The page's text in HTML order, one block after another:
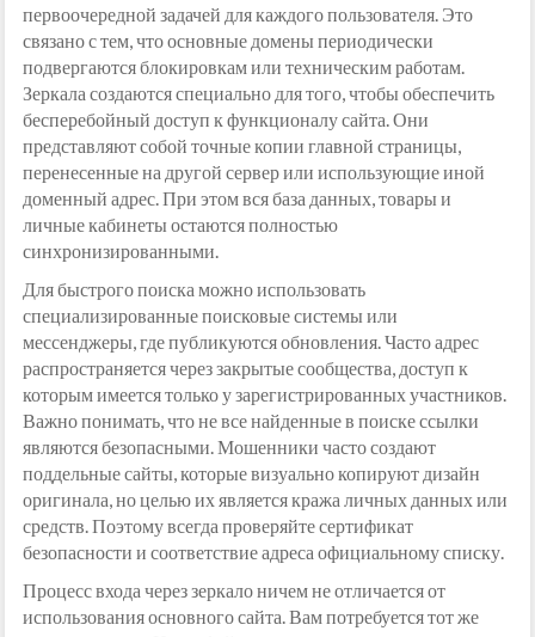
первоочередной задачей для каждого пользователя. Это
связано с тем, что основные домены периодически
подвергаются блокировкам или техническим работам.
Зеркала создаются специально для того, чтобы обеспечить
бесперебойный доступ к функционалу сайта. Они
представляют собой точные копии главной страницы,
перенесенные на другой сервер или использующие иной
доменный адрес. При этом вся база данных, товары и
личные кабинеты остаются полностью
синхронизированными.
Для быстрого поиска можно использовать
специализированные поисковые системы или
мессенджеры, где публикуются обновления. Часто адрес
распространяется через закрытые сообщества, доступ к
которым имеется только у зарегистрированных участников.
Важно понимать, что не все найденные в поиске ссылки
являются безопасными. Мошенники часто создают
поддельные сайты, которые визуально копируют дизайн
оригинала, но целью их является кража личных данных или
средств. Поэтому всегда проверяйте сертификат
безопасности и соответствие адреса официальному списку.
Процесс входа через зеркало ничем не отличается от
использования основного сайта. Вам потребуется тот же